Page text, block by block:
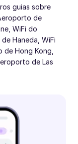
guias sobre
de
WiFi do
Haneda, WiFi
Hong Kong,
de Las